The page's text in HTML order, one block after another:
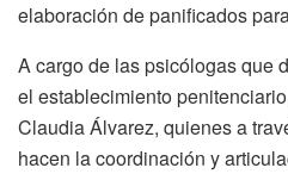
elaboración de panificados
A cargo de las psicólogas que
el establecimiento
Claudia Álvarez, quienes a
hacen la coordinación y